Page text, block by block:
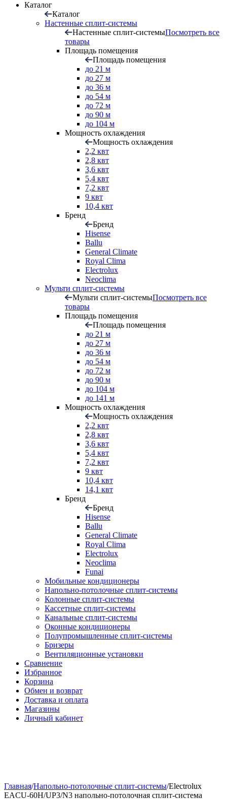
Каталог
Каталог
Настенные сплит-системы
Настенные сплит-системыПосмотреть все
товары
Площадь помещения
Площадь помещения
до 21 м
до 27 м
до 36 м
до 54 м
до 72 м
до 90 м
до 104 м
Мощность охлаждения
Мощность охлаждения
2,2 квт
2,8 квт
3,6 квт
5,4 квт
7,2 квт
9 квт
10,4 квт
Бренд
Бренд
Hisense
Ballu
General Climate
Royal Clima
Electrolux
Neoclima
Мульти сплит-системы
Мульти сплит-системыПосмотреть все
товары
Площадь помещения
Площадь помещения
до 21 м
до 27 м
до 36 м
до 54 м
до 72 м
до 90 м
до 104 м
до 141 м
Мощность охлаждения
Мощность охлаждения
2,2 квт
2,8 квт
3,6 квт
5,4 квт
7,2 квт
9 квт
10,4 квт
14,1 квт
Бренд
Бренд
Hisense
Ballu
General Climate
Royal Clima
Electrolux
Neoclima
Funai
Мобильные кондиционеры
Напольно-потолоч​ные ​сплит-системы
Колонные ​​сплит-системы
Кассетные сплит-системы
Канальные сплит-системы
Оконные кондиционеры
Полупромышленные сплит-системы
Бризеры
Вентиляционные установки
Сравнение
Избранное
Корзина
Обмен и возврат
Доставка и оплата
Магазины
Личный кабинет
Главная/Напольно-потолоч​ные сплит-системы/Electrolux
EACU-60H/UP3/N3 напольно-потолочная сплит-система